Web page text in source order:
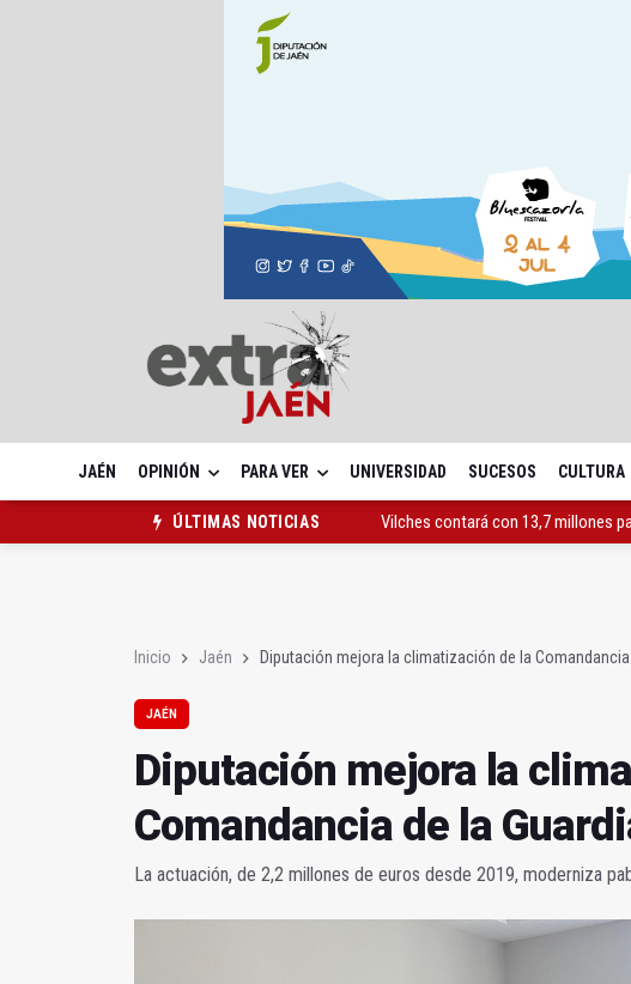
JAÉN OPINIÓN PARA VER UNIVERSIDAD SUCESOS CULTURA
ÚLTIMAS NOTICIAS
El PSOE acusa al PP de "apuntarse
Inicio Jaén Diputación mejora la climatización de la Comandancia
JAÉN
Diputación mejora la
Comandancia de la
La actuación, de 2,2 millones de euros desde 2019, moderniza